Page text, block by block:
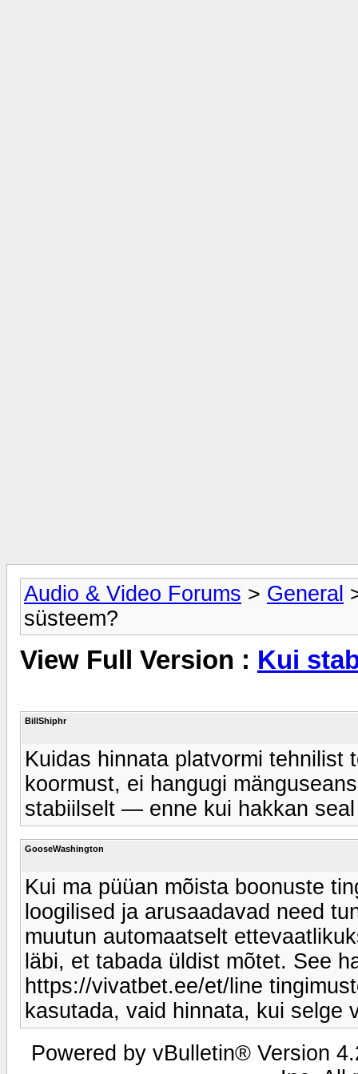
Audio & Video Forums > General
süsteem?
View Full Version : Kui
BillShiphr
Kuidas hinnata platvormi
koormust, ei hangugi
stabiilselt — enne kui hakkan
GooseWashington
Kui ma püüan mõista boonuste
loogilised ja arusaadavad need
muutun automaatselt
läbi, et tabada üldist mõtet. See
https://vivatbet.ee/et/line
kasutada, vaid hinnata, kui selge
Powered by vBulletin® Version